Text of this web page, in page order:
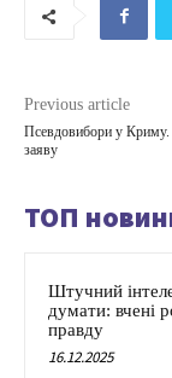
Previous article
Псевдовибори у
заяву
ТОП
Штучний
думати: вчені
правду
16.12.2025